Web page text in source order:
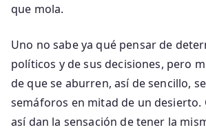
que mola.
Uno no sabe ya qué pensar de
políticos y de sus decisiones, pero
de que se aburren, así de sencillo,
semáforos en mitad de un desierto.
así dan la sensación de tener la